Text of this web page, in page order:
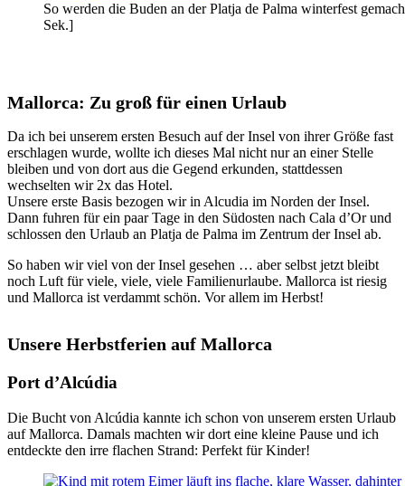
So werden die Buden an der Platja de Palma winterfest
Sek.]
Mallorca: Zu groß für einen Urlaub
Da ich bei unserem ersten Besuch auf der Insel von ihrer Größe fast
erschlagen wurde, wollte ich dieses Mal nicht nur an einer Stelle
bleiben und von dort aus die Gegend erkunden, stattdessen
wechselten wir 2x das Hotel.
Unsere erste Basis bezogen wir in Alcudia im Norden der Insel.
Dann fuhren für ein paar Tage in den Südosten nach Cala d’Or und
schlossen den Urlaub an Platja de Palma im Zentrum der Insel ab.
So haben wir viel von der Insel gesehen … aber selbst jetzt bleibt
noch Luft für viele, viele, viele Familienurlaube. Mallorca ist riesig
und Mallorca ist verdammt schön. Vor allem im Herbst!
Unsere Herbstferien auf Mallorca
Port d’Alcúdia
Die Bucht von Alcúdia kannte ich schon von unserem ersten Urlaub
auf Mallorca. Damals machten wir dort eine kleine Pause und ich
entdeckte den irre flachen Strand: Perfekt für Kinder!